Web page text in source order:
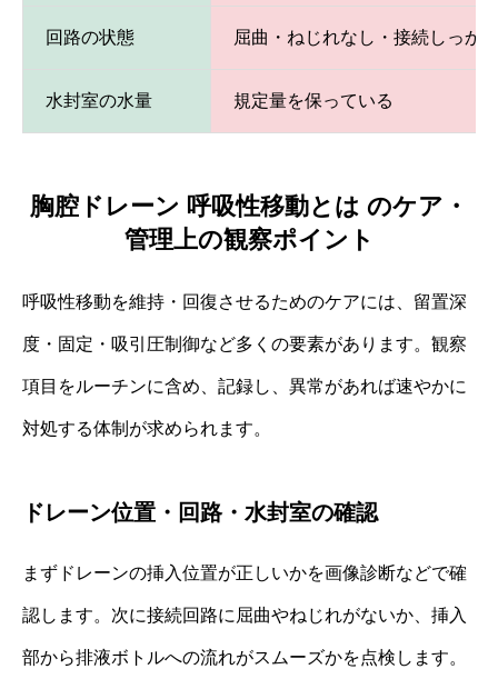
回路の状態 屈曲・ねじれなし・接続しっか
水封室の水量 規定量を保っている
胸腔ドレーン 呼吸性移動とは のケア・
管理上の観察ポイント
呼吸性移動を維持・回復させるためのケアには、留置深
度・固定・吸引圧制御など多くの要素があります。観察
項目をルーチンに含め、記録し、異常があれば速やかに
対処する体制が求められます。
ドレーン位置・回路・水封室の確認
まずドレーンの挿入位置が正しいかを画像診断などで確
認します。次に接続回路に屈曲やねじれがないか、挿入
部から排液ボトルへの流れがスムーズかを点検します。